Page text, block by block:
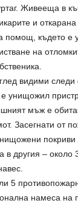
Живееща в
и
помощ, където е
на
видими следи
унищожил
мъж е
Засегнати от
в другия – около
5
намеса на